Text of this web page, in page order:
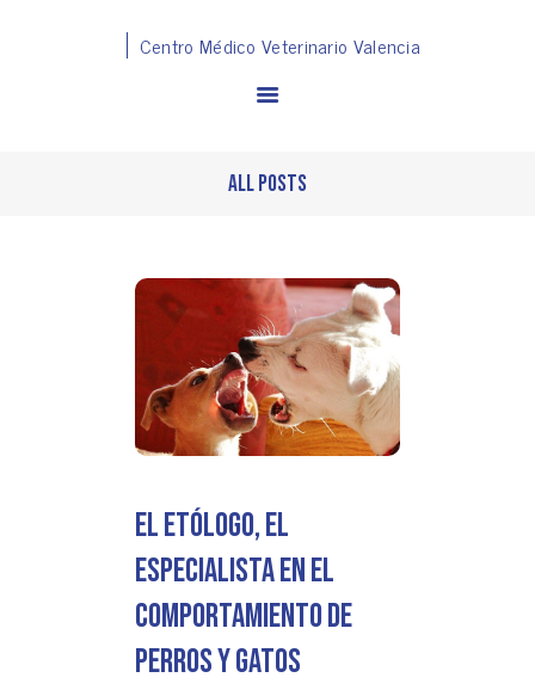
Centro Médico Veterinario Valencia
All Posts
EQUIPO
TIENDA
PELUQUERÍA
BLOG
FAQEl etólogo, el
especialista en el
comportamiento de
perros y gatos